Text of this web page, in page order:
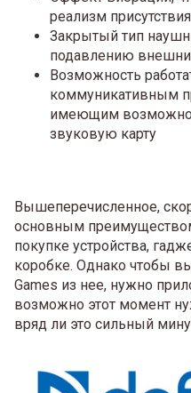
реализм
Закрытый тип
подавлению
Возможность
коммуникативным
имеющим
звуковую карту
Вышеперечисленное,
основным
покупке устройства,
коробке. Однако чтобы
Games из нее, нужно
возможно этот момент
вряд ли это сильный